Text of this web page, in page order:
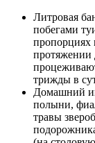
Литровая
побегами
пропорциях
протяжении
трижды в
Домашний
полыни,
травы